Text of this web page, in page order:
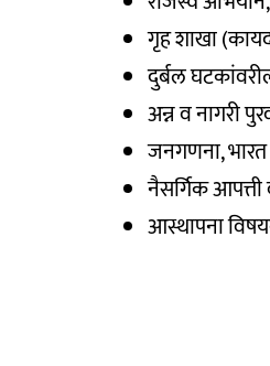
गृह शाखा
दुर्बल
अन्न व नागरी
जनगणना,
नैसर्गिक
आस्थापना